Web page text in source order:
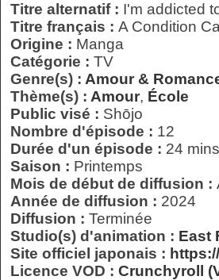
Titre alternatif : I'm addicted
Titre français : A Condition
Origine : Manga
Catégorie : TV
Genre(s) : Amour &
Thème(s) : Amour, École
Public visé : Shōjo
Nombre d'épisode : 12
Durée d'un épisode : 24 mins
Saison : Printemps
Mois de début de diffusion :
Année de diffusion : 2024
Diffusion : Terminée
Studio(s) d'animation : East
Site officiel japonais :
Licence VOD : Crunchyroll